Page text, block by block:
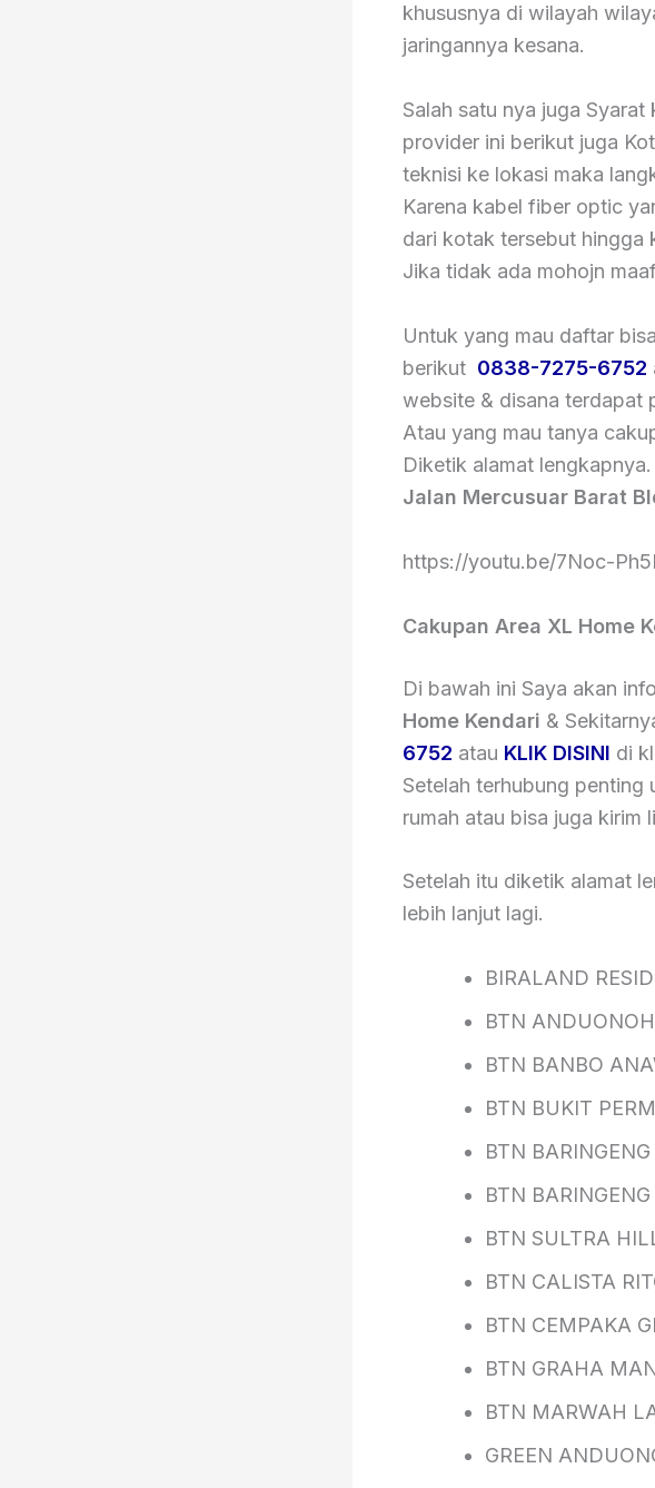
khususnya di wilayah
jaringannya kesana.
Salah satu nya juga
provider ini berikut juga
teknisi ke lokasi maka
Karena kabel fiber optic
dari kotak tersebut hingga
Jika tidak ada mohojn
Untuk yang mau daftar
berikut 0838-7275-6752
website & disana terdapat
Atau yang mau tanya
Diketik alamat
Jalan Mercusuar Barat
https://youtu.be/7Noc-
Cakupan Area XL Home
Di bawah ini Saya akan
Home Kendari &
6752 atau KLIK DISINI di
Setelah terhubung
rumah atau bisa juga kirim
Setelah itu diketik alamat
lebih lanjut lagi.
BIRALAND
BTN
BTN BANBO
BTN BUKIT
BTN
BTN
BTN SULTRA
BTN CALISTA
BTN CEMPAKA
BTN GRAHA
BTN MARWAH
GREEN